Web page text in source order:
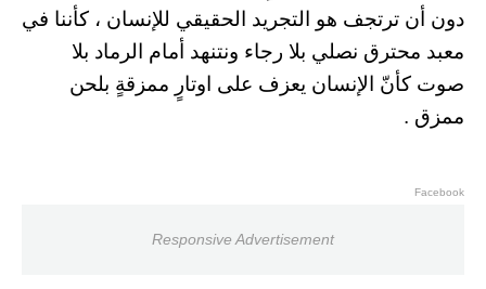
دون أن ترتجف هو التجريد الحقيقي للإنسان ، كأننا في
معبد محترق نصلي بلا رجاء ونتنهد أمام الرماد بلا
صوت كأنّ الإنسان يعزف على اوتارٍ ممزقةٍ بلحن
ممزق .
Facebook
Responsive Advertisement